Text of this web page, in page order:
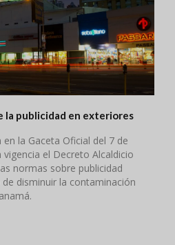
la publicidad en exteriores
la Gaceta Oficial del 7 de
el Decreto Alcaldicio
normas sobre publicidad
disminuir la contaminación